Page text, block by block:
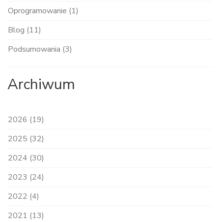
Oprogramowanie (1)
Blog (11)
Podsumowania (3)
Archiwum
2026 (19)
2025 (32)
2024 (30)
2023 (24)
2022 (4)
2021 (13)